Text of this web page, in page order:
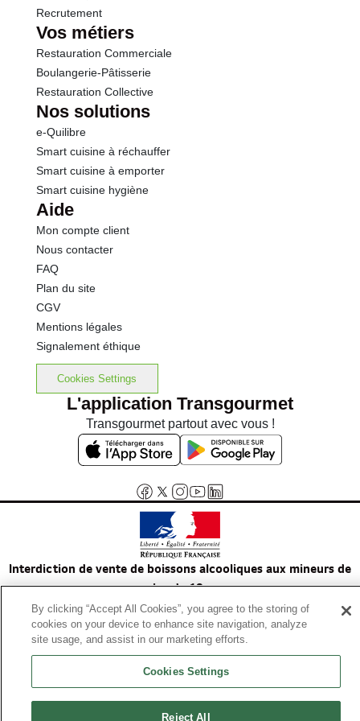
citrons - Huile essentielle d'oranges. Ces produits
contiennent des AMANDES, des OEUFS, de la
CREME, du BLE, du BEURRE, du LAIT et du SOJA.
Ces produits ont pu être en contact avec de
l'arachide et d'autres fruits à coque. *Certifié
RainForest Alliance. En savoir plus sur ra.org.
Allergènes :
Soja et produits à base de soja
Lait et produits à base de lait
Céréales contenant du gluten
Oeufs et produits à base d'oeufs
Traces d'arachides et produits à base d'arachides
Conformément aux informations transmises
par le(s) fournisseur(s) de Transgourmet
Opérations
Recrutement
Vos métiers
Restauration Commerciale
Boulangerie-Pâtisserie
Restauration Collective
Nos solutions
e-Quilibre
Smart cuisine à réchauffer
Smart cuisine à emporter
Smart cuisine hygiène
Aide
Mon compte client
Nous contacter
FAQ
Plan du site
CGV
Mentions légales
Signalement éthique
Cookies Settings
L'application Transgourmet
Transgourmet partout avec vous !
Interdiction de vente de boissons alcooliques aux mineurs de
moins de 18 ans
La preuve de majorité de l'acheteur est exigée au moment de la vente
en ligne.
Code de la santé publique, Aar.l.3342-1 et l.3353-3
© Tous droits réservés
By clicking “Accept All Cookies”, you agree to the storing of
cookies on your device to enhance site navigation, analyze
site usage, and assist in our marketing efforts.
Cookies Settings
Reject All